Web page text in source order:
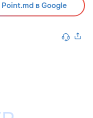
в Google